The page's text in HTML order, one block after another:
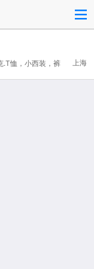
上海
.T恤，小西装，裤